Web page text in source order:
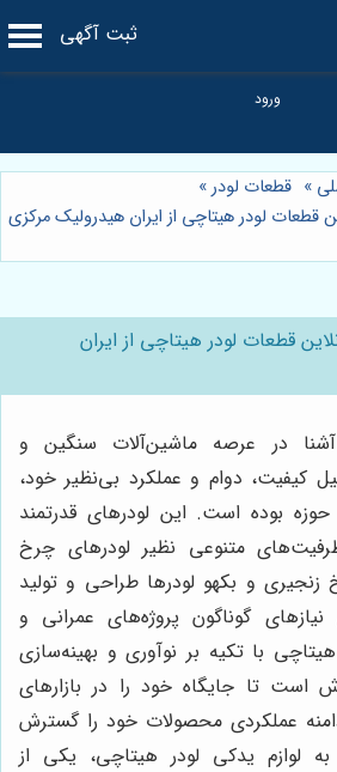
ثبت آگهی
» قطعات لودر»
قطعات لودر هیتاچی از ایران هیدرولیک مرکزی
قطعات لودر هیتاچی از ایران
در عرصه ماشین‌آلات سنگین و
کیفیت، دوام و عملکرد بی‌نظیر خود،
بوده است. این لودرهای قدرتمند
متنوعی نظیر لودرهای چرخ
زنجیری و بکهو لودرها طراحی و تولید
گوناگون پروژه‌های عمرانی و
با تکیه بر نوآوری و بهینه‌سازی
است تا جایگاه خود را در بازارهای
عملکردی محصولات خود را گسترش
لوازم یدکی لودر هیتاچی، یکی از